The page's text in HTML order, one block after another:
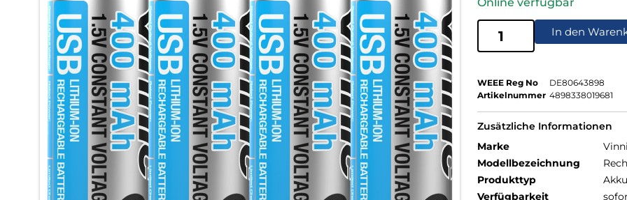
In den
WEEE Reg No
DE80643898
Artikelnummer 4898338019681
Zusätzliche Informationen
Marke
Modellbezeichnung
Produkttyp
Verfügbarkeit